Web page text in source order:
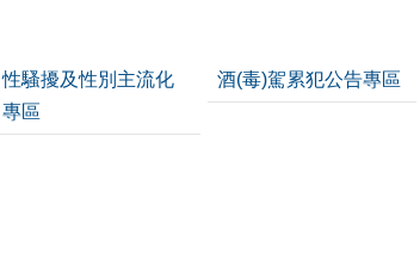
性騷擾及性別主流化
專區
酒(毒)駕累犯公告專區